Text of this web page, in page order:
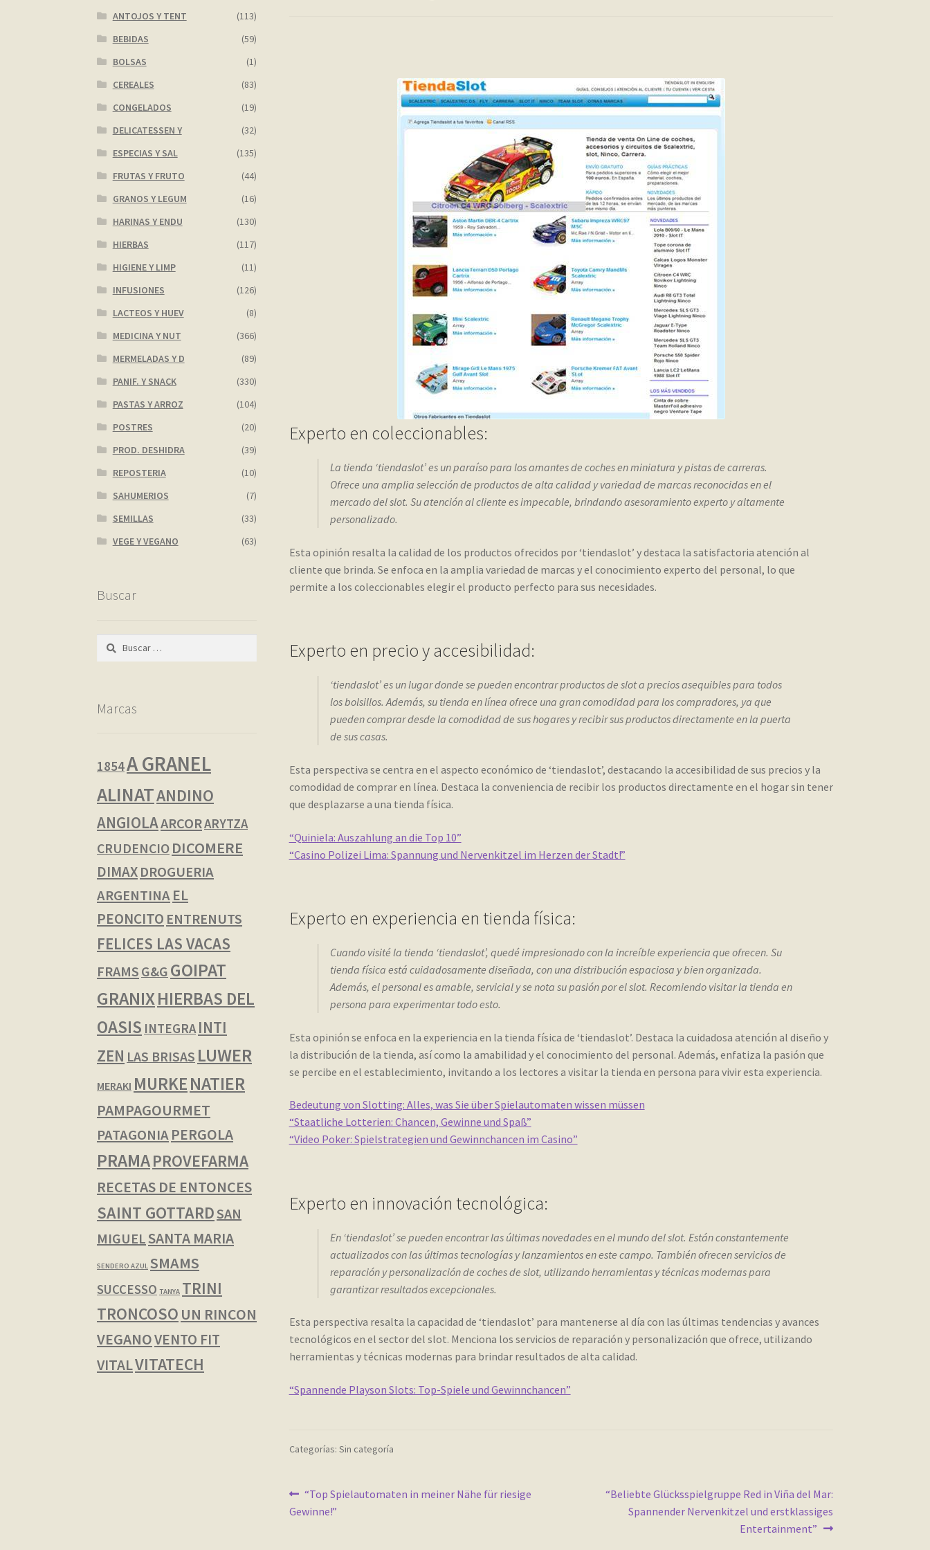
Experto en coleccionables:
La tienda ‘tiendaslot’ es un paraíso para los amantes de coches en miniatura y pistas de carreras.
Ofrece una amplia selección de productos de alta calidad y variedad de marcas reconocidas en el
mercado del slot. Su atención al cliente es impecable, brindando asesoramiento experto y altamente
personalizado.
Esta opinión resalta la calidad de los productos ofrecidos por ‘tiendaslot’ y destaca la satisfactoria atención al
cliente que brinda. Se enfoca en la amplia variedad de marcas y el conocimiento experto del personal, lo que
permite a los coleccionables elegir el producto perfecto para sus necesidades.
Experto en precio y accesibilidad:
‘tiendaslot’ es un lugar donde se pueden encontrar productos de slot a precios asequibles para todos
los bolsillos. Además, su tienda en línea ofrece una gran comodidad para los compradores, ya que
pueden comprar desde la comodidad de sus hogares y recibir sus productos directamente en la puerta
de sus casas.
Esta perspectiva se centra en el aspecto económico de ‘tiendaslot’, destacando la accesibilidad de sus precios y la
comodidad de comprar en línea. Destaca la conveniencia de recibir los productos directamente en el hogar sin tener
que desplazarse a una tienda física.
“Quiniela: Auszahlung an die Top 10”
“Casino Polizei Lima: Spannung und Nervenkitzel im Herzen der Stadt!”
Experto en experiencia en tienda física:
Cuando visité la tienda ‘tiendaslot’, quedé impresionado con la increíble experiencia que ofrecen. Su
tienda física está cuidadosamente diseñada, con una distribución espaciosa y bien organizada.
Además, el personal es amable, servicial y se nota su pasión por el slot. Recomiendo visitar la tienda en
persona para experimentar todo esto.
Esta opinión se enfoca en la experiencia en la tienda física de ‘tiendaslot’. Destaca la cuidadosa atención al diseño y
la distribución de la tienda, así como la amabilidad y el conocimiento del personal. Además, enfatiza la pasión que
se percibe en el establecimiento, invitando a los lectores a visitar la tienda en persona para vivir esta experiencia.
Bedeutung von Slotting: Alles, was Sie über Spielautomaten wissen müssen
“Staatliche Lotterien: Chancen, Gewinne und Spaß”
“Video Poker: Spielstrategien und Gewinnchancen im Casino”
Experto en innovación tecnológica:
En ‘tiendaslot’ se pueden encontrar las últimas novedades en el mundo del slot. Están constantemente
actualizados con las últimas tecnologías y lanzamientos en este campo. También ofrecen servicios de
reparación y personalización de coches de slot, utilizando herramientas y técnicas modernas para
garantizar resultados excepcionales.
Esta perspectiva resalta la capacidad de ‘tiendaslot’ para mantenerse al día con las últimas tendencias y avances
tecnológicos en el sector del slot. Menciona los servicios de reparación y personalización que ofrece, utilizando
herramientas y técnicas modernas para brindar resultados de alta calidad.
“Spannende Playson Slots: Top-Spiele und Gewinnchancen”
Categorías: Sin categoría
Navegación
de
Anterior:
“Top Spielautomaten in meiner Nähe für riesige
Gewinne!”
Siguiente:
“Beliebte Glücksspielgruppe Red in Viña del Mar:
Spannender Nervenkitzel und erstklassiges
Entertainment”
ANTOJOS Y TENT
(113)
BEBIDAS
(59)
BOLSAS
(1)
CEREALES
(83)
CONGELADOS
(19)
DELICATESSEN Y
(32)
ESPECIAS Y SAL
(135)
FRUTAS Y FRUTO
(44)
GRANOS Y LEGUM
(16)
HARINAS Y ENDU
(130)
HIERBAS
(117)
HIGIENE Y LIMP
(11)
INFUSIONES
(126)
LACTEOS Y HUEV
(8)
MEDICINA Y NUT
(366)
MERMELADAS Y D
(89)
PANIF. Y SNACK
(330)
PASTAS Y ARROZ
(104)
POSTRES
(20)
PROD. DESHIDRA
(39)
REPOSTERIA
(10)
SAHUMERIOS
(7)
SEMILLAS
(33)
VEGE Y VEGANO
(63)
Buscar
Buscar:
Marcas
1854A GRANEL
ALINATANDINO
ANGIOLAARCORARYTZA
CRUDENCIO DICOMERE
DIMAXDROGUERIA
ARGENTINAEL
PEONCITO ENTRENUTS
FELICES LAS VACAS
FRAMS G&G GOIPAT
GRANIXHIERBAS DEL
OASIS INTEGRA INTI
ZEN LAS BRISAS LUWER
MERAKI MURKENATIER
PAMPAGOURMET
PATAGONIAPERGOLA
PRAMAPROVEFARMA
RECETAS DE ENTONCES
SAINT GOTTARDSAN
MIGUEL SANTA MARIA
SENDERO AZUL SMAMS
SUCCESSO TANYA TRINI
TRONCOSO UN RINCON
VEGANOVENTO FIT
VITALVITATECH